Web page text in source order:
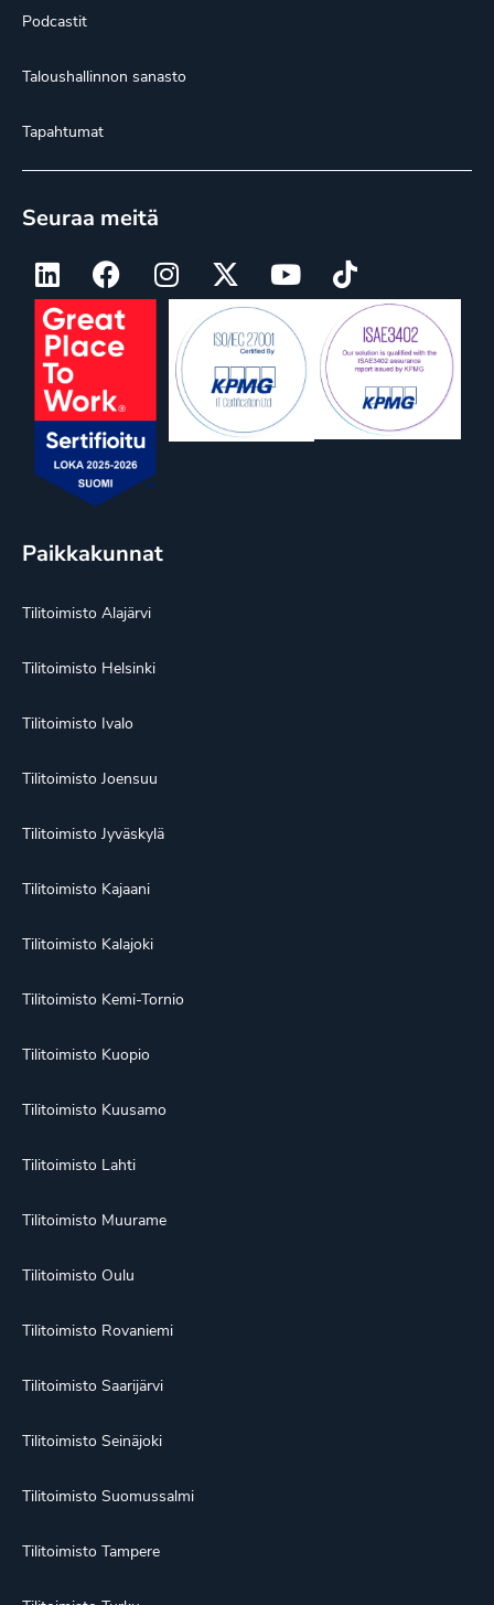
Podcastit
Taloushallinnon sanasto
Tapahtumat
Seuraa meitä
Paikkakunnat
Tilitoimisto Alajärvi
Tilitoimisto Helsinki
Tilitoimisto Ivalo
Tilitoimisto Joensuu
Tilitoimisto Jyväskylä
Tilitoimisto Kajaani
Tilitoimisto Kalajoki
Tilitoimisto Kemi-Tornio
Tilitoimisto Kuopio
Tilitoimisto Kuusamo
Tilitoimisto Lahti
Tilitoimisto Muurame
Tilitoimisto Oulu
Tilitoimisto Rovaniemi
Tilitoimisto Saarijärvi
Tilitoimisto Seinäjoki
Tilitoimisto Suomussalmi
Tilitoimisto Tampere